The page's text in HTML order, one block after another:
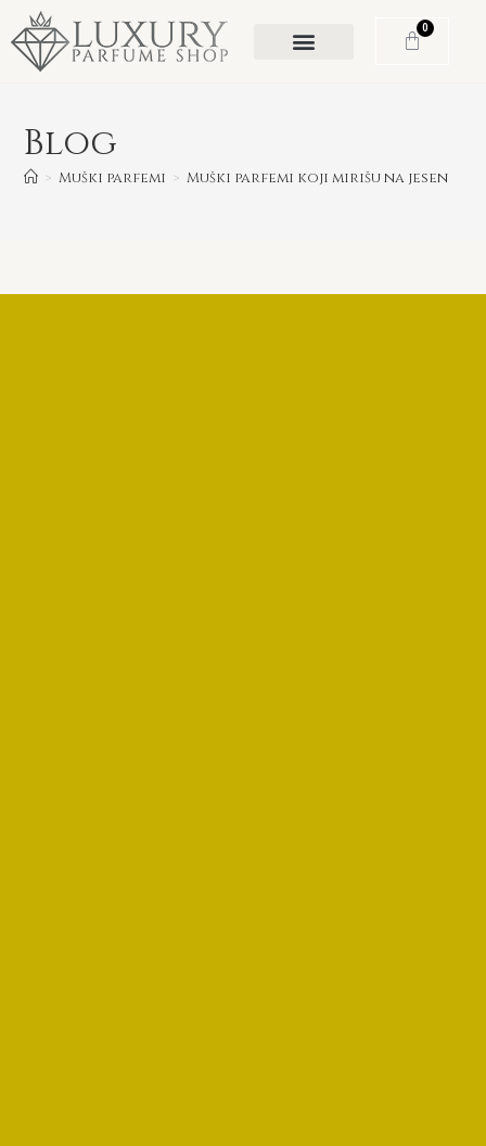
0
Blog
> Muški parfemi > Muški parfemi koji mirišu na jesen